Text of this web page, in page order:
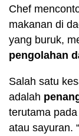
Chef
makanan di
yang buruk,
pengolahan
Salah satu
adalah
terutama
atau sayuran.